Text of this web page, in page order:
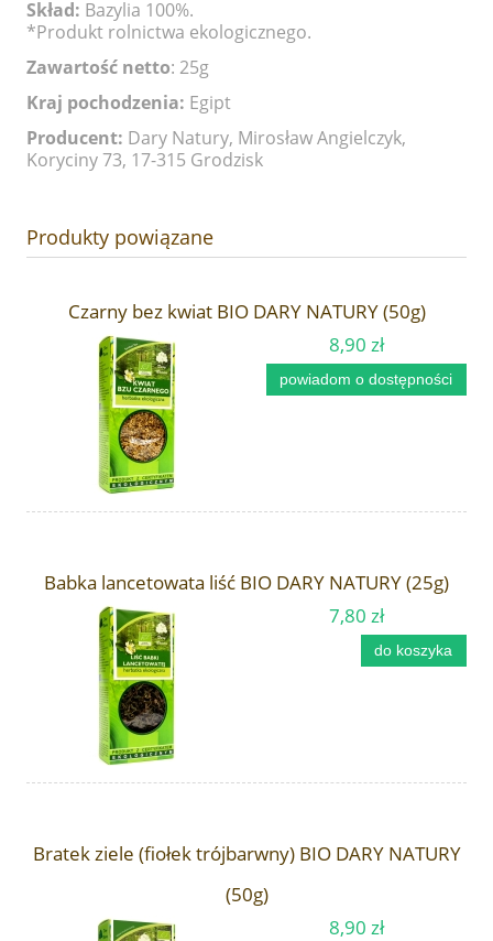
Skład: Bazylia 100%.
*Produkt rolnictwa ekologicznego.
Zawartość netto: 25g
Kraj pochodzenia: Egipt
Producent: Dary Natury, Mirosław Angielczyk,
Koryciny 73, 17-315 Grodzisk
Produkty powiązane
Czarny bez kwiat BIO DARY NATURY (50g)
8,90 zł
powiadom o dostępności
Babka lancetowata liść BIO DARY NATURY (25g)
7,80 zł
do koszyka
Bratek ziele (fiołek trójbarwny) BIO DARY NATURY
(50g)
8,90 zł